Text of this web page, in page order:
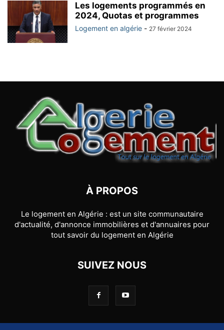
Les logements programmés en
2024, Quotas et programmes
Logement en algérie - 27 février 2024
À PROPOS
Le logement en Algérie : est un site communautaire
d'actualité, d'annonce immobilières et d'annuaires pour
tout savoir du logement en Algérie
SUIVEZ NOUS